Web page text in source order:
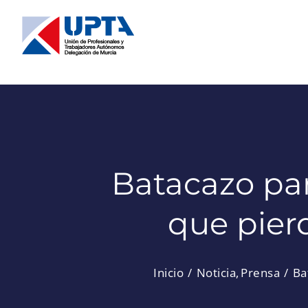
contenido
Batacazo
que
Inicio Noticia Prensa